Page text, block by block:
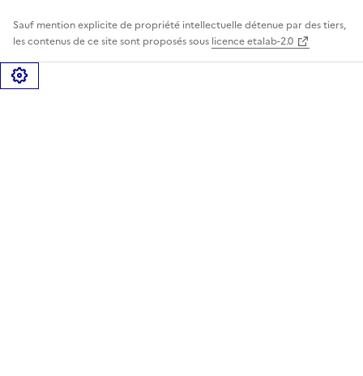
Sauf mention explicite de propriété intellectuelle détenue par des tiers,
les contenus de ce site sont proposés sous licence etalab-2.0
Gérer les cookies